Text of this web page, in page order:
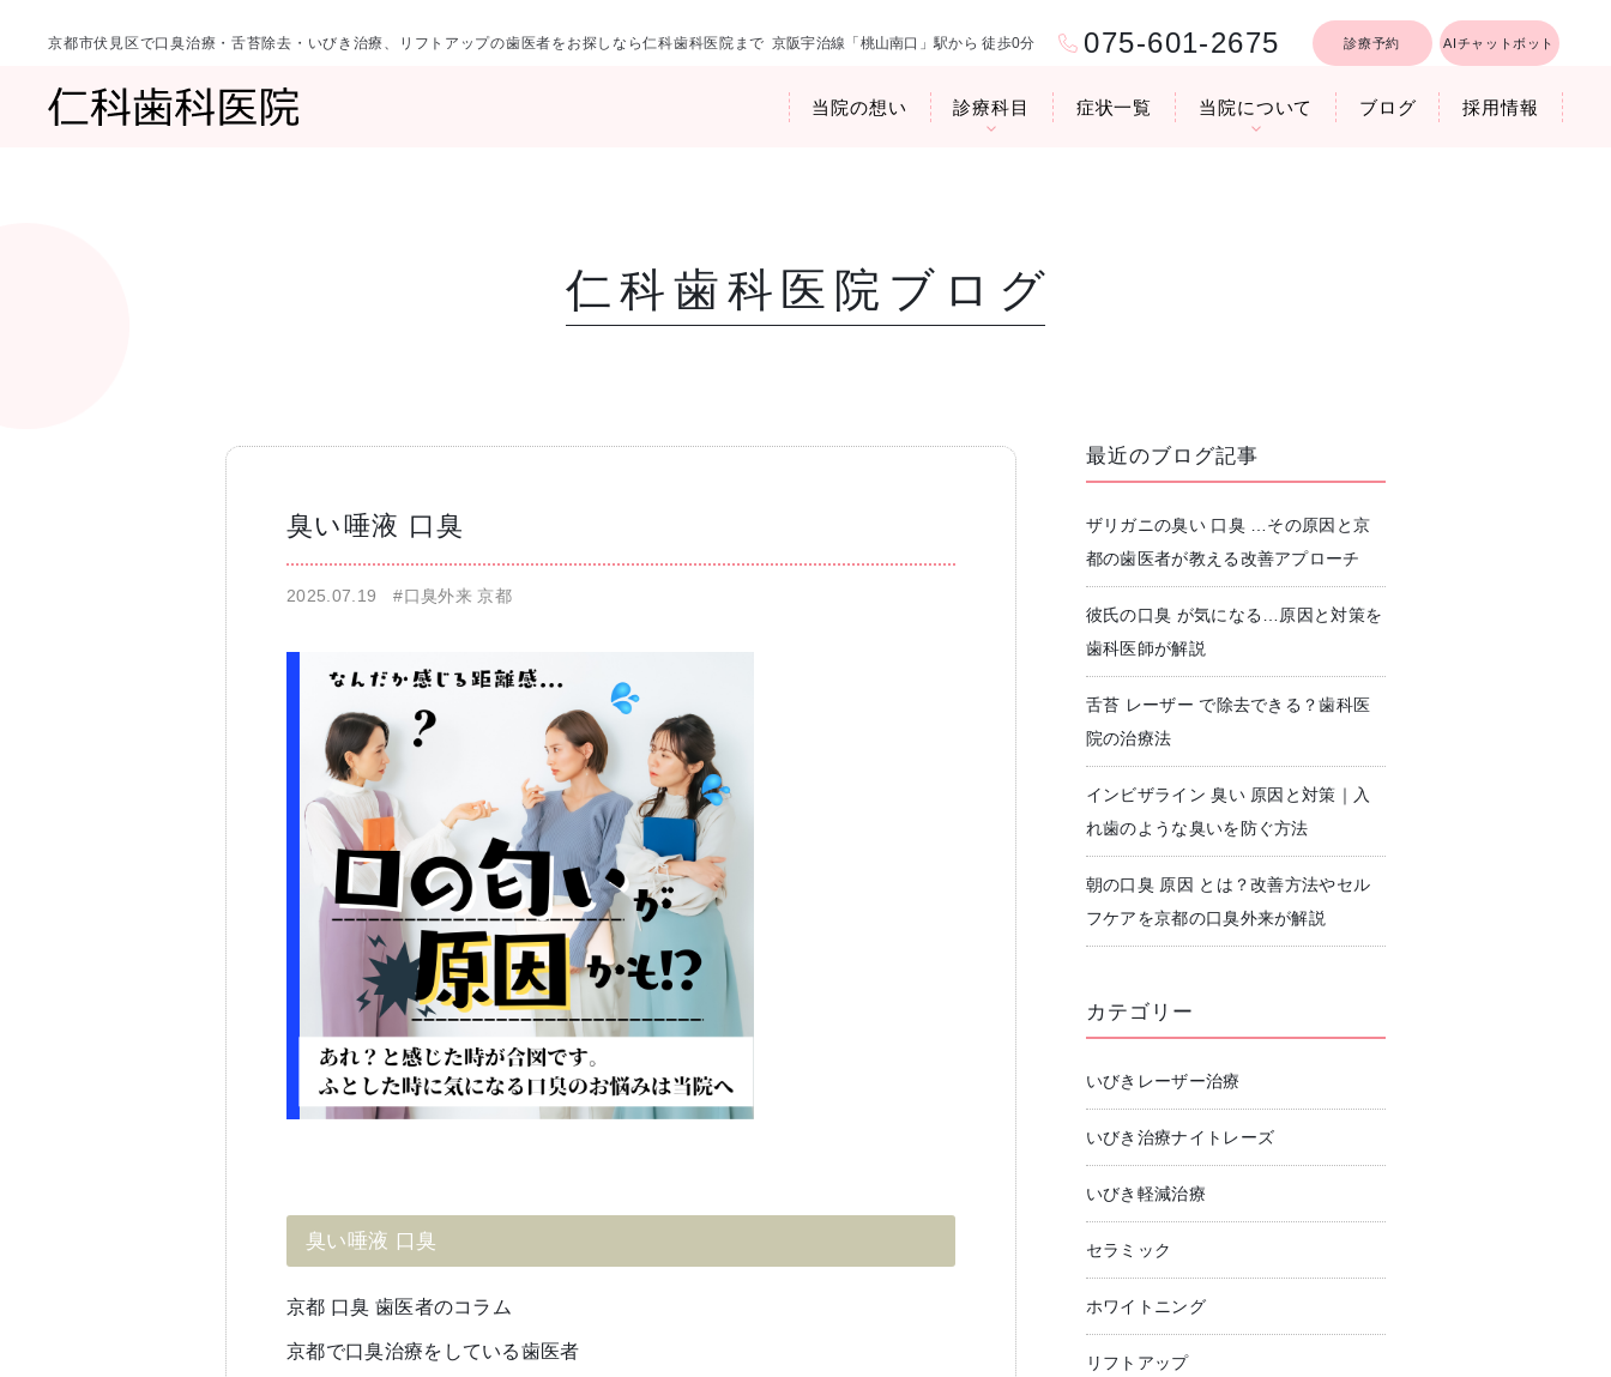
京都市伏見区で口臭治療・舌苔除去・いびき治療、リフトアップの歯医者をお探しなら仁科歯科医院まで 京阪宇治線「桃山南口」駅から 徒歩0分 075-601-2675 診療予約 AIチャットボット
当院の想い 診療科目
一般歯科・小児歯科 予防歯科・クリーニング
無痛治療 高齢者歯科・入れ歯
症状一覧 当院について
仁科歯科医院ブログ
ブログ 採用情報
仁科歯科医院ブログ
臭い唾液 口臭
2025.07.19#口臭外来 京都
臭い唾液 口臭
京都 口臭 歯医者のコラム
京都で口臭治療をしている歯医者
最近のブログ記事
ザリガニの臭い 口臭 …その原因と京
都の歯医者が教える改善アプローチ
彼氏の口臭 が気になる…原因と対策を
歯科医師が解説
舌苔 レーザー で除去できる？歯科医
院の治療法
インビザライン 臭い 原因と対策｜入
れ歯のような臭いを防ぐ方法
朝の口臭 原因 とは？改善方法やセル
フケアを京都の口臭外来が解説
カテゴリー
いびきレーザー治療
いびき治療ナイトレーズ
いびき軽減治療
セラミック
ホワイトニング
リフトアップ